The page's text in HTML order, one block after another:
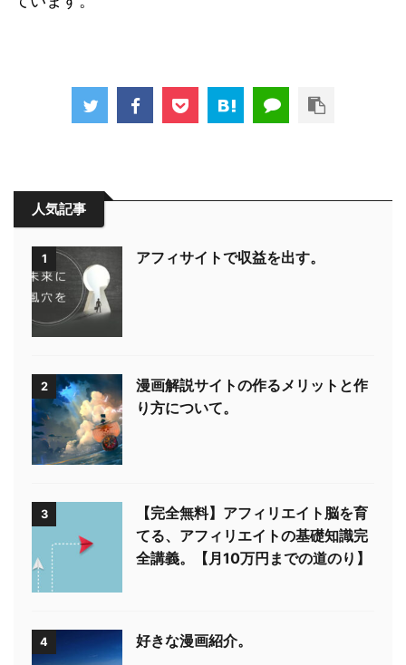
人気記事
1 アフィサイトで収益を出す。
2
漫画解説サイトの作るメリットと作
り方について。
3
【完全無料】アフィリエイト脳を育
てる、アフィリエイトの基礎知識完
全講義。【月10万円までの道のり】
4 好きな漫画紹介。